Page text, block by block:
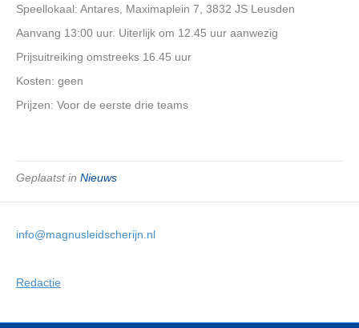
Speellokaal: Antares, Maximaplein 7, 3832 JS Leusden
Aanvang 13:00 uur. Uiterlijk om 12.45 uur aanwezig
Prijsuitreiking omstreeks 16.45 uur
Kosten: geen
Prijzen: Voor de eerste drie teams
Geplaatst in Nieuws
info@magnusleidscherijn.nl
Redactie